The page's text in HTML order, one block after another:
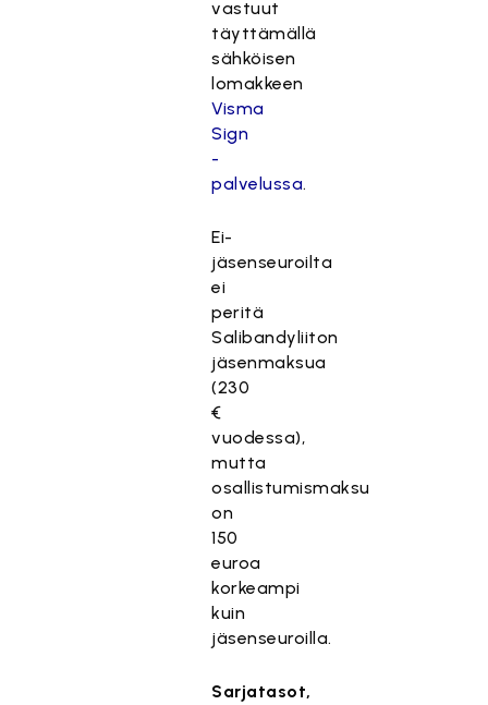
vastuut
täyttämällä
sähköisen
lomakkeen
Visma
Sign
-
palvelussa.
Ei-
jäsenseuroilta
ei
peritä
Salibandyliiton
jäsenmaksua
(230
€
vuodessa),
mutta
osallistumismaksu
on
150
euroa
korkeampi
kuin
jäsenseuroilla.
Sarjatasot,